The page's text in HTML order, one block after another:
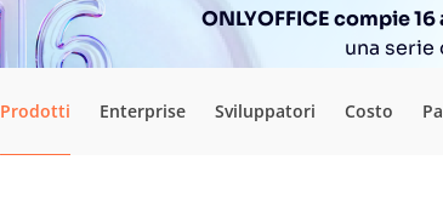
ONLYOFFICE compie 16
una
Prodotti Enterprise Sviluppatori Costo